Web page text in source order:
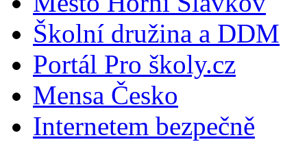
Školní družina a DDM
Portál Pro školy.cz
Mensa Česko
Internetem bezpečně